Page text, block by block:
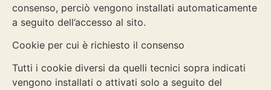
consenso, perciò vengono installati automaticamente
a seguito dell’accesso al sito.
Cookie per cui è richiesto il consenso
Tutti i cookie diversi da quelli tecnici sopra indicati
vengono installati o attivati solo a seguito del